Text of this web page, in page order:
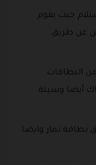
حيث يقوم
عن طريق
البطاقات
أيضا وسيلة
بطاقة تمار وايضا